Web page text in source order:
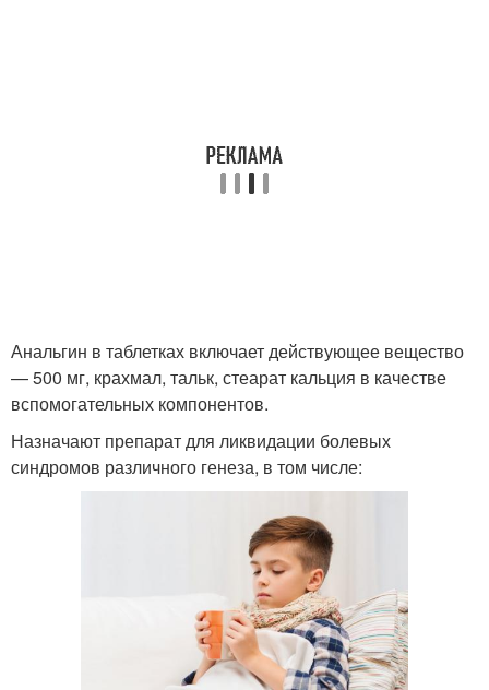
Анальгин в таблетках включает действующее вещество
— 500 мг, крахмал, тальк, стеарат кальция в качестве
вспомогательных компонентов.
Назначают препарат для ликвидации болевых
синдромов различного генеза, в том числе: